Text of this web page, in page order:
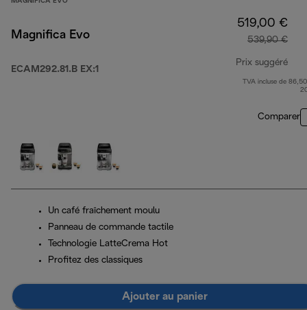
MAGNIFICA EVO
Magnifica Evo
ECAM292.81.B EX:1
519,00 €
539,90 €
Prix suggéré
TVA incluse de
Comparer
Un café fraîchement moulu
Panneau de commande tactile
Technologie LatteCrema Hot
Profitez des classiques
Ajouter au panier